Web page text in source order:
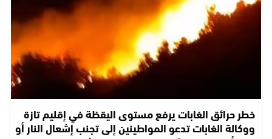
خطر حرائق الغابات يرفع مستوى اليقظة في إقليم تازة
ووكالة الغابات تدعو المواطينين إلى تجنب إشعال النار أو